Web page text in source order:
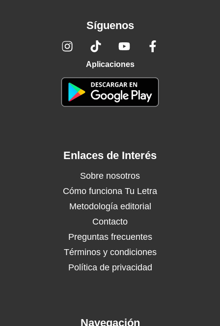
Síguenos
Aplicaciones
Enlaces de Interés
Sobre nosotros
Cómo funciona Tu Letra
Metodología editorial
Contacto
Preguntas frecuentes
Términos y condiciones
Política de privacidad
Navegación